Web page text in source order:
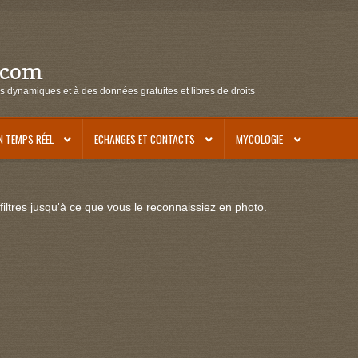
et à des données gratuites et libres de droits
TEMPS RÉEL ECHANGES ET CONTACTS MYCOLOGIE
jusqu'à ce que vous le reconnaissiez en photo.